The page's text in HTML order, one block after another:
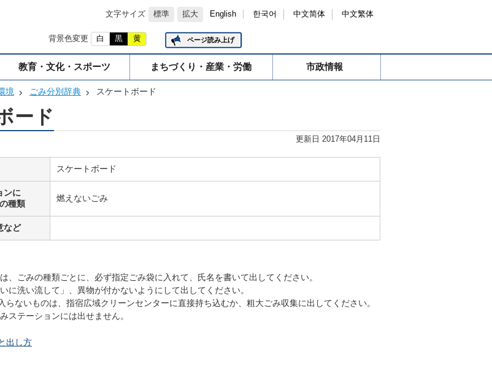
文字サイズ 標準 拡大 English 한국어 中文简体 中文繁体
背景色変更 白 黒 黄 ページ読み上げ
教育・文化・スポーツ まちづくり・産業・労働 市政情報
境 ごみ分別辞典 スケートボード
ード
更新日 2017年04月11日
スケートボード
ンに
種類
燃えないごみ
など
、ごみの種類ごとに、必ず指定ごみ袋に入れて、氏名を書いて出してください。
に洗い流して」、異物が付かないようにして出してください。
ないものは、指宿広域クリーンセンターに直接持ち込むか、粗大ごみ収集に出してください。
ステーションには出せません。
出し方